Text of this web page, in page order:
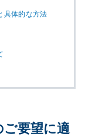
具体的な方法
要望に適